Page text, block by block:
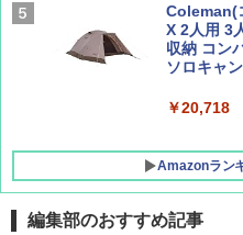
Coleman(
X 2人用 3
収納 コン
ソロキャ
￥20,718
Amazonラン
編集部のおすすめ記事